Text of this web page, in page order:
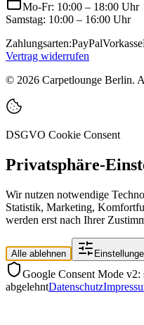
Mo-Fr: 10:00 – 18:00 Uhr
Samstag: 10:00 – 16:00 Uhr
Zahlungsarten:PayPalVorkasse
Vertrag widerrufen
© 2026 Carpetlounge Berlin.
DSGVO Cookie Consent
Privatsphäre-
Wir nutzen notwendige
Statistik, Marketing,
werden erst nach Ihrer
Alle ablehnen
Google Consent Mode v2:
abgelehntDatenschutz